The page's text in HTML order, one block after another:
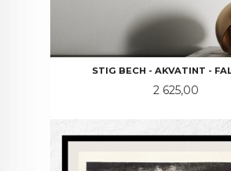
STIG BECH - AKVATINT -
Pris
2 625,00